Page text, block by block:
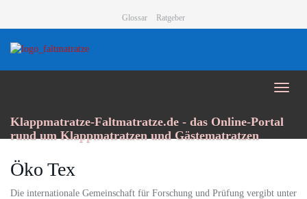
content
Glossar Ratgeber
Toggle
Klappmatratze-Faltmatratze.de - das Online-Portal
rund um Klappmatratzen und Gästematratzen
Öko Tex
Die internationale Gemeinschaft für Forschung und Prüfung vergibt unter